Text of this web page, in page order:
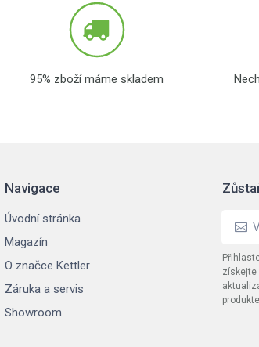
95% zboží máme skladem
Navigace
Úvodní stránka
Magazín
O značce Kettler
Záruka a servis
Showroom
získejte